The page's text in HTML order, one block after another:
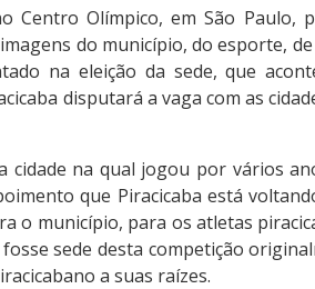
Olímpico, em São Paulo,
do município, do esporte,
na eleição da sede, que
disputará a vaga com as
cidade na qual jogou por vários
que Piracicaba está
o município, para os atletas
sede desta competição
a suas raízes.